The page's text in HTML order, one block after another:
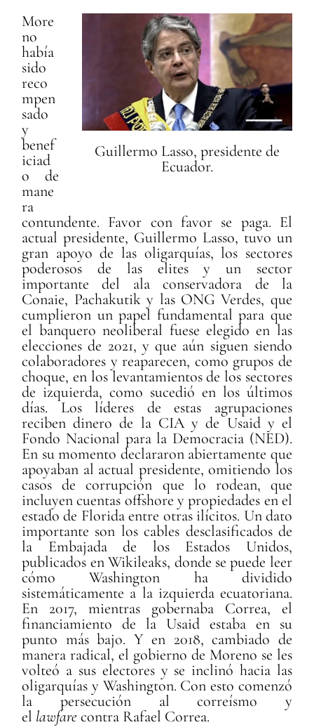
Guillermo Lasso, presidente de
Ecuador.
More
no
había
sido
reco
mpen
sado
y
benef
iciad
o de
mane
ra
contundente. Favor con favor se paga. El
actual presidente, Guillermo Lasso, tuvo un
gran apoyo de las oligarquías, los sectores
poderosos de las elites y un sector
importante del ala conservadora de la
Conaie, Pachakutik y las ONG Verdes, que
cumplieron un papel fundamental para que
el banquero neoliberal fuese elegido en las
elecciones de 2021, y que aún siguen siendo
colaboradores y reaparecen, como grupos de
choque, en los levantamientos de los sectores
de izquierda, como sucedió en los últimos
días. Los líderes de estas agrupaciones
reciben dinero de la CIA y de Usaid y el
Fondo Nacional para la Democracia (NED).
En su momento declararon abiertamente que
apoyaban al actual presidente, omitiendo los
casos de corrupción que lo rodean, que
incluyen cuentas offshore y propiedades en el
estado de Florida entre otras ilícitos. Un dato
importante son los cables desclasificados de
la Embajada de los Estados Unidos,
publicados en Wikileaks, donde se puede leer
cómo Washington ha dividido
sistemáticamente a la izquierda ecuatoriana.
En 2017, mientras gobernaba Correa, el
financiamiento de la Usaid estaba en su
punto más bajo. Y en 2018, cambiado de
manera radical, el gobierno de Moreno se les
volteó a sus electores y se inclinó hacia las
oligarquías y Washington. Con esto comenzó
la persecución al correísmo y
el lawfarecontra Rafael Correa.